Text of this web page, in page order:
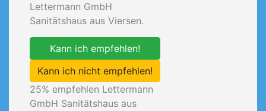
Lettermann GmbH
Sanitätshaus aus Viersen.
Kann ich empfehlen!
Kann ich nicht empfehlen!
25% empfehlen Lettermann
GmbH Sanitätshaus aus